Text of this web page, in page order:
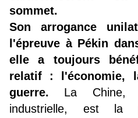
sommet.
Son arrogance
l'épreuve à Pékin
elle a toujours
relatif : l'économie,
guerre. La Chine,
industrielle, est la